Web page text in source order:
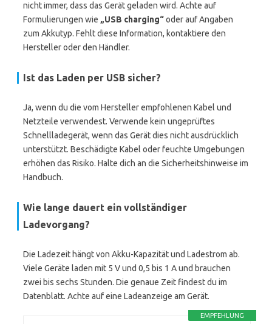
nicht immer, dass das Gerät geladen wird. Achte auf
Formulierungen wie „USB charging“oder auf Angaben
zum Akkutyp. Fehlt diese Information, kontaktiere den
Hersteller oder den Händler.
Ist das Laden per USB sicher?
Ja, wenn du die vom Hersteller empfohlenen Kabel und
Netzteile verwendest. Verwende kein ungeprüftes
Schnellladegerät, wenn das Gerät dies nicht ausdrücklich
unterstützt. Beschädigte Kabel oder feuchte Umgebungen
erhöhen das Risiko. Halte dich an die Sicherheitshinweise im
Handbuch.
Wie lange dauert ein vollständiger
Ladevorgang?
Die Ladezeit hängt von Akku-Kapazität und Ladestrom ab.
Viele Geräte laden mit 5 V und 0,5 bis 1 A und brauchen
zwei bis sechs Stunden. Die genaue Zeit findest du im
Datenblatt. Achte auf eine Ladeanzeige am Gerät.
EMPFEHLUNG